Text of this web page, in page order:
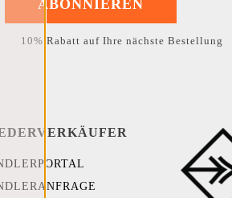
ABONNIEREN
10% Rabatt auf Ihre nächste Bestellung